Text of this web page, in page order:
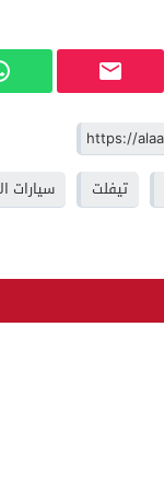
تيفلت سيارات